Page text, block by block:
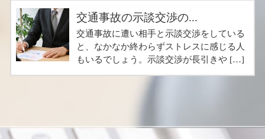
交通事故の示談交渉の...
交通事故に遭い相手と示談交渉をしている
と、なかなか終わらずストレスに感じる人
もいるでしょう。示談交渉が長引きや […]